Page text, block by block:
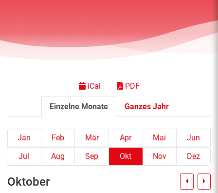
Einzelne Monate Ganzes Jahr
iCal PDF
Jan Feb Mär Apr Mai
Jun
Jul
Aug Sep Okt Nov Dez
Oktober